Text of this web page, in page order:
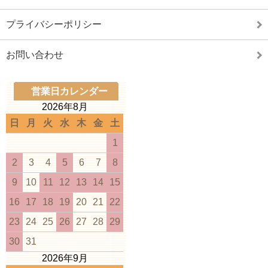
プライバシーポリシー
お問い合わせ
営業日カレンダー
2026年8月
日
月 火 水 木 金
土
1
2
3 4 5 6 7
8
9
10 11 12 13 14
15
16
17 18 19 20 21
22
23
24 25 26 27 28
29
30 31
2026年9月